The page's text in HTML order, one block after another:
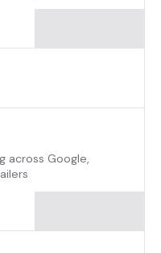
across Google,